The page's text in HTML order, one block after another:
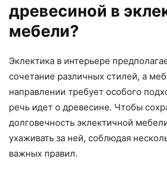
древесиной в
мебели?
Эклектика в интерьере
сочетание различных стилей, а
направлении требует особого
речь идет о древесине. Чтобы
долговечность эклектичной
ухаживать за ней, соблюдая
важных правил.